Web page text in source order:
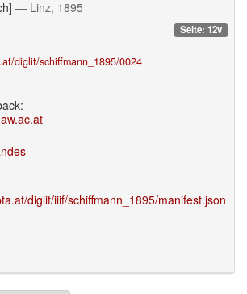
— Linz, 1895
Seite: 12v
diglit/schiffmann_1895/0024
diglit/iiif/schiffmann_1895/manifest.json